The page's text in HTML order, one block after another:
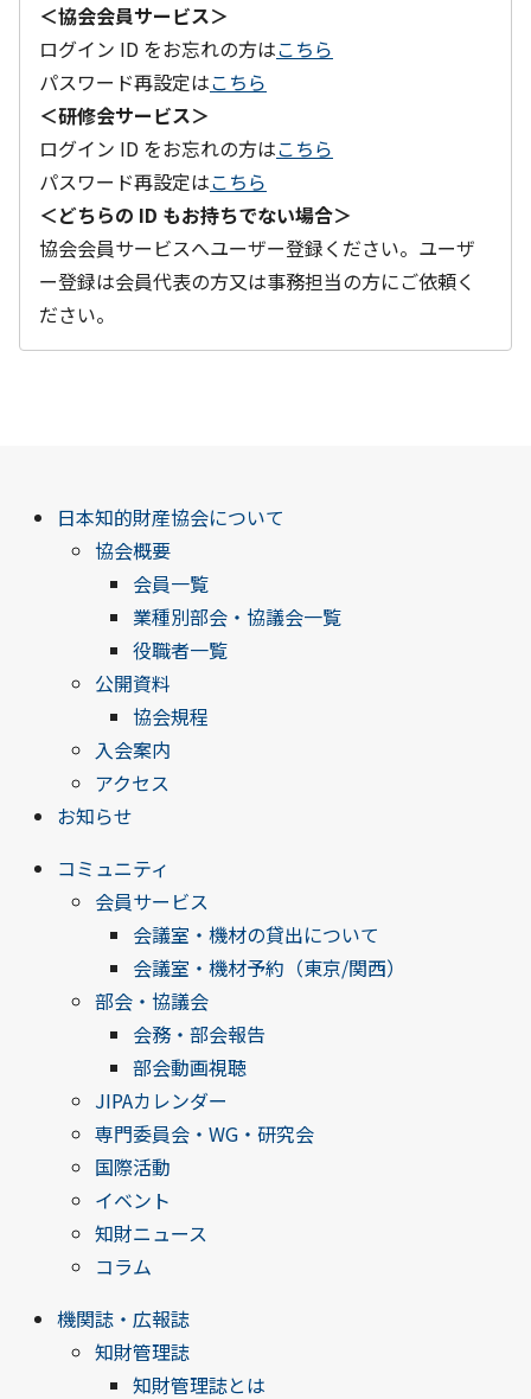
＜協会会員サービス＞
ログイン ID をお忘れの方はこちら
パスワード再設定はこちら
＜研修会サービス＞
ログイン ID をお忘れの方はこちら
パスワード再設定はこちら
＜どちらの ID もお持ちでない場合＞
協会会員サービスへユーザー登録ください。ユーザ
ー登録は会員代表の方又は事務担当の方にご依頼く
ださい。
日本知的財産協会について
協会概要
会員一覧
業種別部会・協議会一覧
役職者一覧
公開資料
協会規程
入会案内
アクセス
お知らせ
コミュニティ
会員サービス
会議室・機材の貸出について
会議室・機材予約（東京/関西）
部会・協議会
会務・部会報告
部会動画視聴
JIPAカレンダー
専門委員会・WG・研究会
国際活動
イベント
知財ニュース
コラム
機関誌・広報誌
知財管理誌
知財管理誌とは